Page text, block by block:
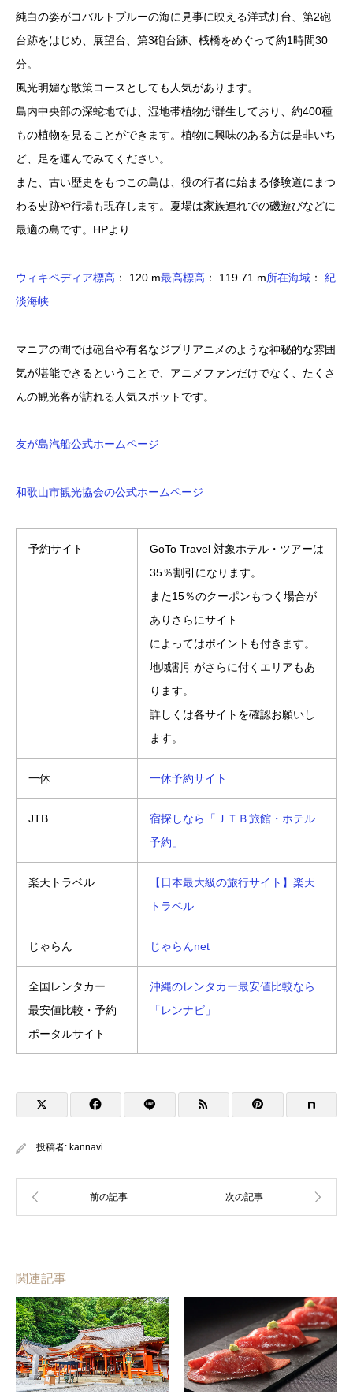
純白の姿がコバルトブルーの海に見事に映える洋式灯台、第2砲
台跡をはじめ、展望台、第3砲台跡、桟橋をめぐって約1時間30
分。
風光明媚な散策コースとしても人気があります。
島内中央部の深蛇地では、湿地帯植物が群生しており、約400種
もの植物を見ることができます。植物に興味のある方は是非いち
ど、足を運んでみてください。
また、古い歴史をもつこの島は、役の行者に始まる修験道にまつ
わる史跡や行場も現存します。夏場は家族連れでの磯遊びなどに
最適の島です。HPより
ウィキペディア標高 ： 120 m最高標高 ： 119.71 m所在海域 ： 紀
淡海峡
マニアの間では砲台や有名なジブリアニメのような神秘的な雰囲
気が堪能できるということで、アニメファンだけでなく、たくさ
んの観光客が訪れる人気スポットです。
友が島汽船公式ホームページ
和歌山市観光協会の公式ホームページ
予約サイト
GoTo Travel 対象ホテル・ツアーは
35％割引になります。
また15％のクーポンもつく場合が
ありさらにサイト
によってはポイントも付きます。
地域割引がさらに付くエリアもあ
ります。
詳しくは各サイトを確認お願いし
ます。
一休 一休予約サイト
JTB
宿探しなら「ＪＴＢ旅館・ホテル
予約」
楽天トラベル
【日本最大級の旅行サイト】楽天
トラベル
じゃらん じゃらんnet
全国レンタカー
最安値比較・予約
ポータルサイト
沖縄のレンタカー最安値比較なら
「レンナビ」
投稿者: kannavi
関連記事